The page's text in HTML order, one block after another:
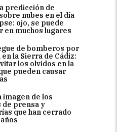
predicción de
nubes en el día
ojo, se puede
en muchos lugares
de bomberos por
en la Sierra de Cádiz:
los olvidos en la
pueden causar
imagen de los
de prensa y
que han cerrado